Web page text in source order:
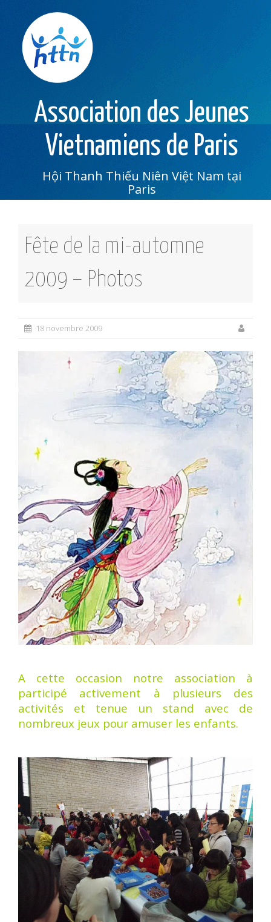
Association des Jeunes
Vietnamiens de Paris
Hội Thanh Thiếu Niên Việt Nam tại
Paris
Fête de la mi-automne
2009 – Photos
18 novembre 2009
A cette occasion notre association à
participé activement à plusieurs des
activités et tenue un stand avec de
nombreux jeux pour amuser les enfants.